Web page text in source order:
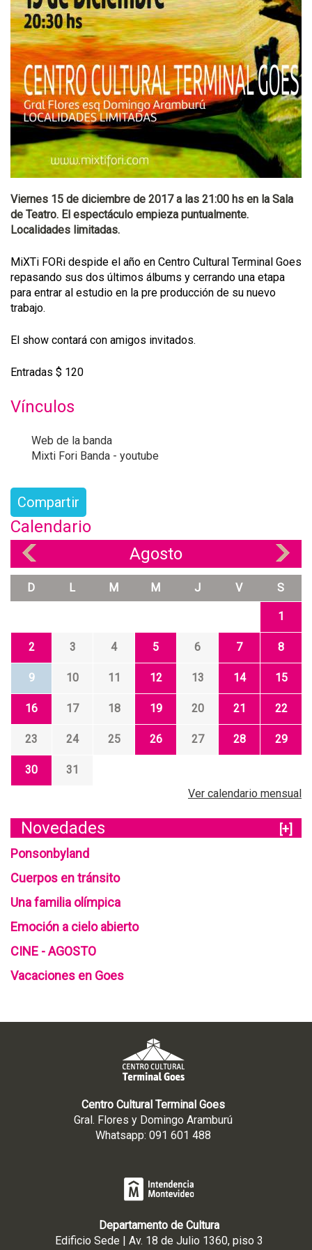
Viernes 15 de diciembre de 2017 a las 21:00 hs en la Sala
de Teatro. El espectáculo empieza puntualmente.
Localidades limitadas.
MiXTi FORi despide el año en Centro Cultural Terminal Goes
repasando sus dos últimos álbums y cerrando una etapa
para entrar al estudio en la pre producción de su nuevo
trabajo.
El show contará con amigos invitados.
Entradas $ 120
Vínculos
Web de la banda
Mixti Fori Banda - youtube
Compartir
Calendario
Agosto
D L M M J V S
1
2 3 4 5 6 7 8
9 10 11 12 13 14 15
16 17 18 19 20 21 22
23 24 25 26 27 28 29
30
31
Ver calendario mensual
Novedades
[+]
Ponsonbyland
Cuerpos en tránsito
Una familia olímpica
Emoción a cielo abierto
CINE - AGOSTO
Vacaciones en Goes
Centro Cultural Terminal Goes
Gral. Flores y Domingo Aramburú
Whatsapp: 091 601 488
Departamento de Cultura
Edificio Sede | Av. 18 de Julio 1360, piso 3